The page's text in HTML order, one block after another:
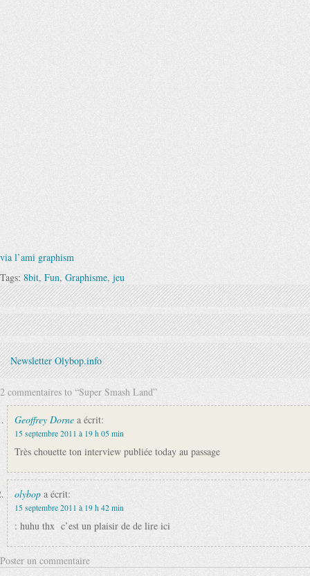
via l’ami graphism
Tags: 8bit, Fun, Graphisme, jeu
Newsletter Olybop.info
2 commentaires to “Super Smash Land”
Geoffrey Dorne a écrit:
15 septembre 2011 à 19 h 05 min
Très chouette ton interview publiée today au passage
olybop a écrit:
15 septembre 2011 à 19 h 42 min
: huhu thx c’est un plaisir de de lire ici
Poster un commentaire